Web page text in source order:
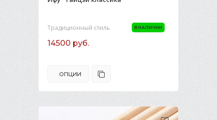
Традиционный стиль В НАЛИЧИИ
14500 руб.
ОПЦИИ